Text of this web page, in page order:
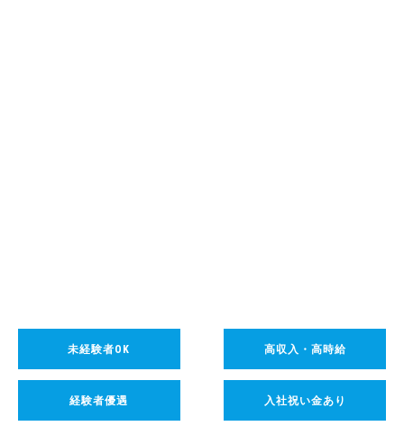
未経験者OK 高収入・高時給
経験者優遇 入社祝い金あり